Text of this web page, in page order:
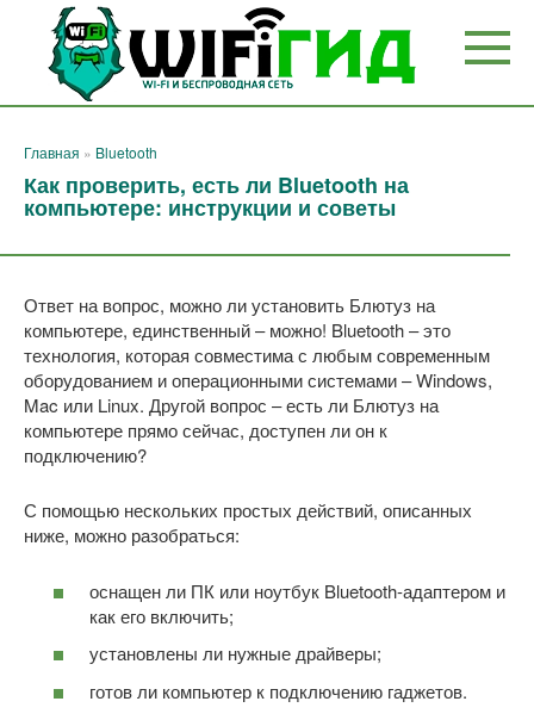
Перейти
контенту
Главная » Bluetooth
Как проверить, есть ли Bluetooth на
компьютере: инструкции и советы
Ответ на вопрос, можно ли установить Блютуз на
компьютере, единственный – можно! Bluetooth – это
технология, которая совместима с любым современным
оборудованием и операционными системами – Windows,
Mac или Linux. Другой вопрос – есть ли Блютуз на
компьютере прямо сейчас, доступен ли он к
подключению?
С помощью нескольких простых действий, описанных
ниже, можно разобраться:
оснащен ли ПК или ноутбук Bluetooth-адаптером и
как его включить;
установлены ли нужные драйверы;
готов ли компьютер к подключению гаджетов.